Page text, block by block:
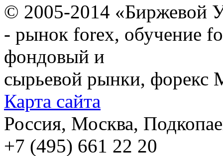
© 2005-2014 «Биржевой
- рынок forex, обучение
фондовый и
сырьевой рынки, форекс
Карта сайта
Россия, Москва,
+7 (495) 661 22 20